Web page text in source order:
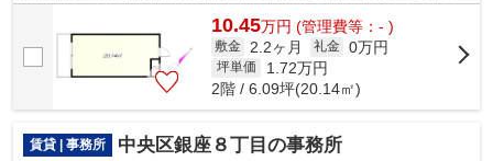
合わせて物件のご提案が可能◇お気軽にお問い...
10.45万円 (管理費等：- )
敷金 2.2ヶ月 礼金 0万円
坪単価 1.72万円
2階 / 6.09坪(20.14㎡)
賃貸 | 事務所 中央区銀座８丁目の事務所